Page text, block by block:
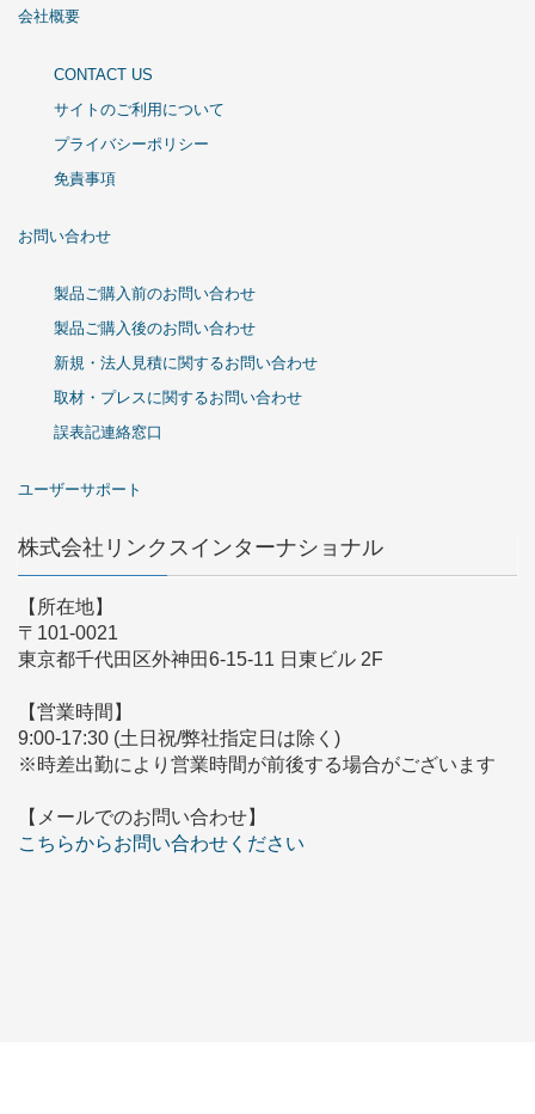
会社概要
CONTACT US
サイトのご利用について
プライバシーポリシー
免責事項
お問い合わせ
製品ご購入前のお問い合わせ
製品ご購入後のお問い合わせ
新規・法人見積に関するお問い合わせ
取材・プレスに関するお問い合わせ
誤表記連絡窓口
ユーザーサポート
株式会社リンクスインターナショナル
【所在地】
〒101-0021
東京都千代田区外神田6-15-11 日東ビル 2F
【営業時間】
9:00-17:30 (土日祝/弊社指定日は除く)
※時差出勤により営業時間が前後する場合がございます
【メールでのお問い合わせ】
こちらからお問い合わせください